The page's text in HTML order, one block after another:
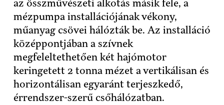
az összművészeti alkotás másik fele, a
mézpumpa installációjának vékony,
műanyag csövei hálózták be. Az installáció
középpontjában a szívnek
megfeleltethetően két hajómotor
keringetett 2 tonna mézet a vertikálisan és
horizontálisan egyaránt terjeszkedő,
érrendszer-szerű csőhálózatban.